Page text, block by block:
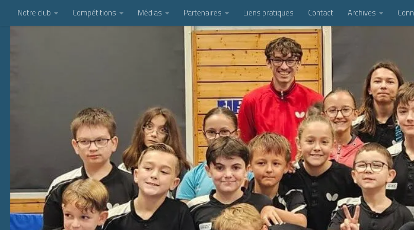
Skip to content
Notre club Compétitions Médias Partenaires Liens pratiques Contact Archives